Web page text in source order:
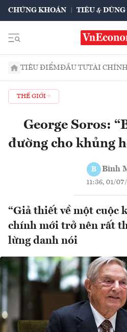
CHỨNG KHOÁN TIÊU & DÙNG
TIÊU ĐIỂMĐẦU TƯTÀI
THẾ GIỚI
George Soros:
đường cho khủng
B Bình
11:36, 01/
“Giả thiết về một cuộc
chính mới trở nên rất
lừng danh nói